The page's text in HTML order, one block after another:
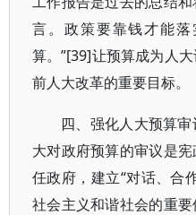
言。政策要靠钱才能
算。”[39]让预算成为人
前人大改革的重要目标。
四、强化人大预算
大对政府预算的审议是
任政府，建立“对话、合
社会主义和谐社会的重